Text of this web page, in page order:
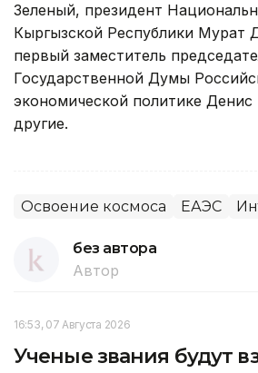
Зеленый, президент
Кыргызской Республики Мурат
первый заместитель
Государственной Думы
экономической политике Денис
другие.
Освоение космоса ЕАЭС
без автора
Автор
16:53, 07 Августа 2026
Ученые звания будут